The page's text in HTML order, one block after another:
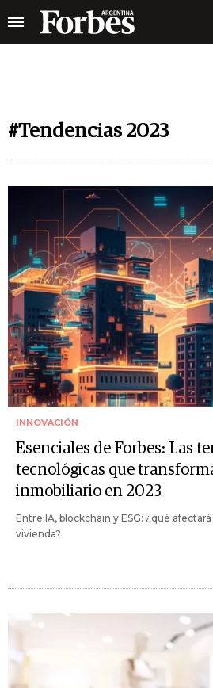
#Tendencias 2023
INNOVACIÓN
Esenciales de Forbes: Las
tecnológicas que
inmobiliario en 2023
Entre IA, blockchain y ESG: ¿qué
vivienda?